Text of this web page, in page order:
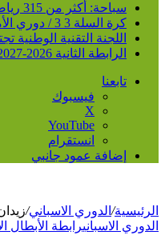
سباحة: أكثر من 315 رياضيا منتظر في الطبعة الرابعة لسباق عبور خليج الجزائر
كرة السلة 3 3 / دوري الأمم لفئة لأقل من 23 سنة : المنتخب الجزائري /ذكور/ يحقق فوزا ثانيا و يدعم مركزه في الصدارة
اللجنة التقنية
الرابطة الثانية 2026-2027: اجتماع تنسيقي للرابطة الوطنية للهواة متبوع بسحب قرعة الرزنامة يوم الأحد المقبل
تابعنا
فيسبوك
‫X
‫YouTube
انستقرام
إضافة عمود جانبي
الرئيسية/ الدوري الاسباني/
الدوري الاسبانيرابطة الأبطال